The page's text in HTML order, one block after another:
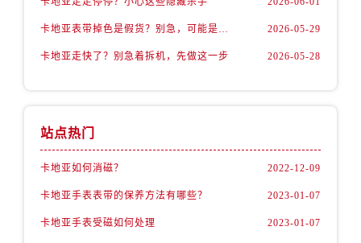
2026-05-29
卡地亚走快了？别急着拆机，先做这一步 2026-05-28
站点热门
卡地亚如何消磁？ 2022-12-09
卡地亚手表表带的保养方法有哪些？ 2023-01-07
卡地亚手表受磁如何处理 2023-01-07